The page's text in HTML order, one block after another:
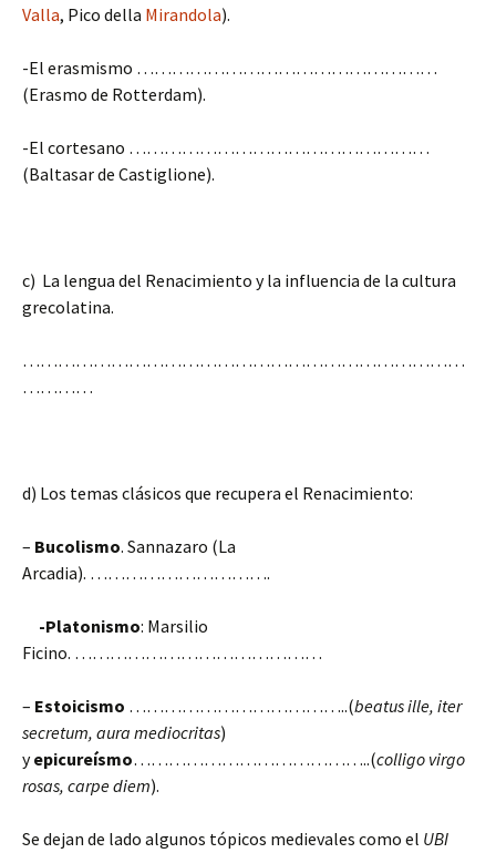
Valla, Pico della Mirandola).
-El erasmismo ……………………………………………
(Erasmo de Rotterdam).
-El cortesano ……………………………………………
(Baltasar de Castiglione).
c) La lengua del Renacimiento y la influencia de la cultura
grecolatina.
…………………………………………………………………
…………
d) Los temas clásicos que recupera el Renacimiento:
– Bucolismo. Sannazaro (La
Arcadia). ………………………….
-Platonismo: Marsilio
Ficino. ……………………………………
– Estoicismo ………………………………..(beatus ille, iter
secretum, aura mediocritas)
yepicureísmo…………………………………..(colligo virgo
rosas, carpe diem).
Se dejan de lado algunos tópicos medievales como el UBI